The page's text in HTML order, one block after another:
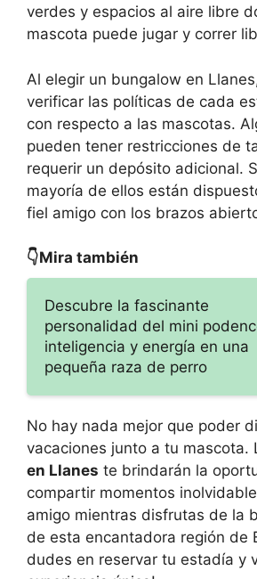
verdes y espacios al aire libre
mascota puede jugar y correr
Al elegir un bungalow en
verificar las políticas de cada
con respecto a las mascotas.
pueden tener restricciones de
requerir un depósito adicional.
mayoría de ellos están
fiel amigo con los brazos
👇Mira también
Descubre la fascinante
personalidad del mini
inteligencia y energía en una
pequeña raza de perro
No hay nada mejor que poder
vacaciones junto a tu mascota.
en Llanes te brindarán la
compartir momentos
amigo mientras disfrutas de la
de esta encantadora región de
dudes en reservar tu estadía y